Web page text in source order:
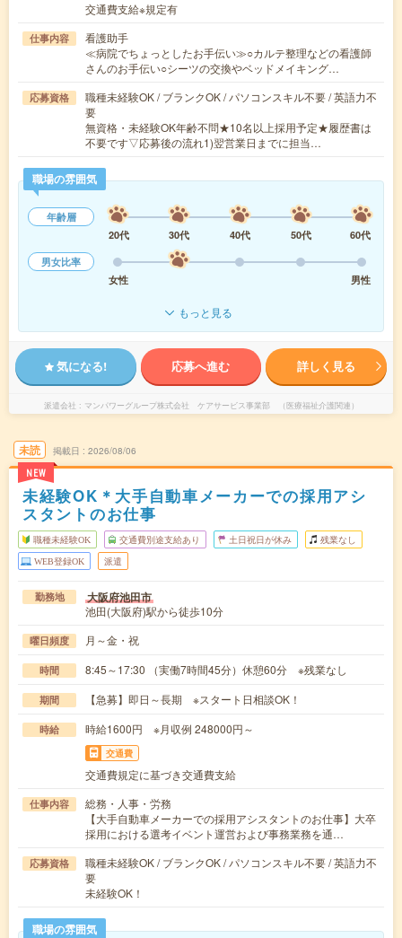
交通費支給※規定有
仕事内容
看護助手
≪病院でちょっとしたお手伝い≫○カルテ整理などの看護師
さんのお手伝い○シーツの交換やベッドメイキング…
応募資格
職種未経験OK / ブランクOK / パソコンスキル不要 / 英語力不
要
無資格・未経験OK年齢不問★10名以上採用予定★履歴書は
不要です▽応募後の流れ1)翌営業日までに担当…
職場の雰囲気
年齢層
20代
30代 40代 50代
60代
男女比率
女性
男性
もっと見る
気になる! 応募へ進む 詳しく見る
派遣会社 マンパワーグループ株式会社 ケアサービス事業部 （医療福祉介護関連）
未読
NEW
掲載日 2026/08/06
未経験OK＊大手自動車メーカーでの採用アシ
スタントのお仕事
職種未経験OK 交通費別途支給あり 土日祝日が休み 残業なし
WEB登録OK 派遣
勤務地 大阪府池田市
池田(大阪府)駅から徒歩10分
曜日頻度 月～金・祝
時間 8:45～17:30 （実働7時間45分）休憩60分 ※残業なし
期間 【急募】即日～長期 ※スタート日相談OK！
時給 時給1600円 ※月収例 248000円～
交通費
交通費規定に基づき交通費支給
仕事内容
総務・人事・労務
【大手自動車メーカーでの採用アシスタントのお仕事】大卒
採用における選考イベント運営および事務業務を通…
応募資格
職種未経験OK / ブランクOK / パソコンスキル不要 / 英語力不
要
未経験OK！
職場の雰囲気